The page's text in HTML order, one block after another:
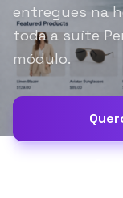
entregues na
toda a suíte
módulo.